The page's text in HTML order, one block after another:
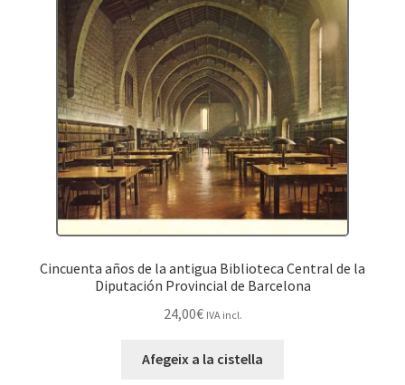
Cincuenta años de la antigua Biblioteca Central de la
Diputación Provincial de Barcelona
24,00€ IVA incl.
Afegeix a la cistella